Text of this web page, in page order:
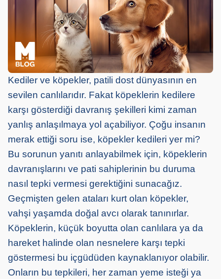
Kediler ve köpekler, patili dost dünyasının en
sevilen canlılarıdır. Fakat köpeklerin kedilere
karşı gösterdiği davranış şekilleri kimi zaman
yanlış anlaşılmaya yol açabiliyor. Çoğu insanın
merak ettiği soru ise, köpekler kedileri yer mi?
Bu sorunun yanıtı anlayabilmek için, köpeklerin
davranışlarını ve pati sahiplerinin bu duruma
nasıl tepki vermesi gerektiğini sunacağız.
Geçmişten gelen ataları kurt olan köpekler,
vahşi yaşamda doğal avcı olarak tanınırlar.
Köpeklerin, küçük boyutta olan canlılara ya da
hareket halinde olan nesnelere karşı tepki
göstermesi bu içgüdüden kaynaklanıyor olabilir.
Onların bu tepkileri, her zaman yeme isteği ya